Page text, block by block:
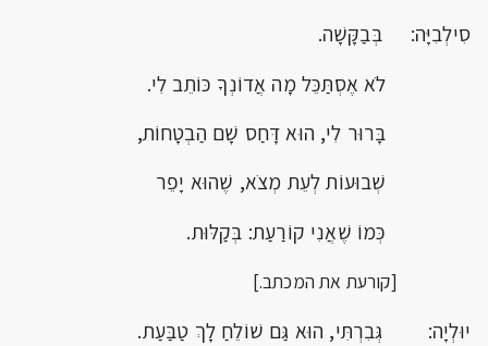
סִילְבִיָּה: בְּבַקָּשָׁה.
לֹא אֶסְתַּכֵּל מָה אֲדוֹנְךָ כּוֹתֵב לִי.
בָּרוּר לִי, הוּא דָּחַס שָׁם הַבְטָחוֹת,
שְׁבוּעוֹת לְעֵת מְצֹא, שֶׁהוּא יָפֵר
כְּמוֹ שֶׁאֲנִי קוֹרַעַת: בְּקַלּוּת.
[קורעת את המכתב.]
יוּלְיָה: גְּבִרְתִּי, הוּא גַּם שׁוֹלֵחַ לָךְ טַבַּעַת.